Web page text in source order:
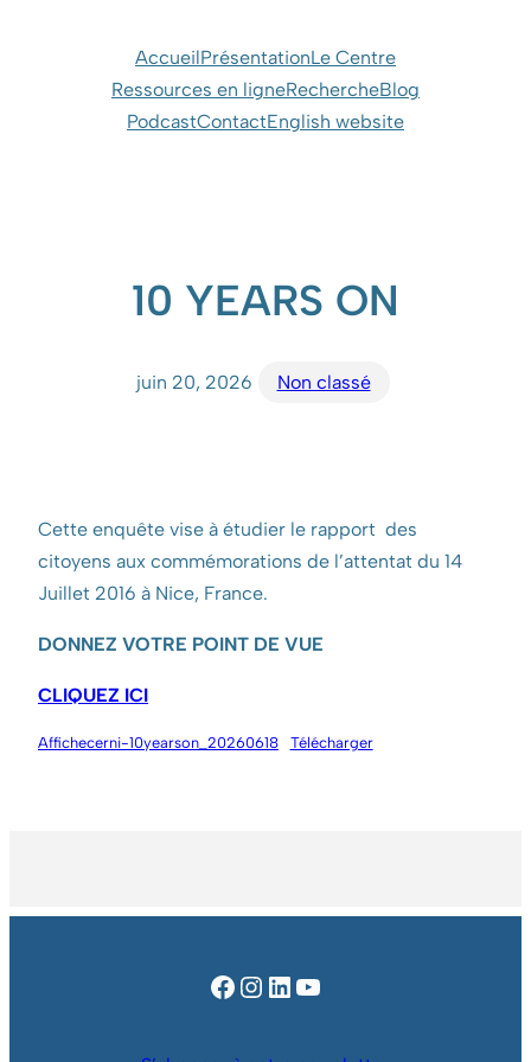
AccueilPrésentationLe Centre
Ressources en ligneRechercheBlog
PodcastContactEnglish website
10 YEARS ON
juin 20, 2026 Non classé
Cette enquête vise à étudier le rapport des
citoyens aux commémorations de l’attentat du 14
Juillet 2016 à Nice, France.
DONNEZ VOTRE POINT DE VUE
CLIQUEZ ICI
Affichecerni-10yearson_20260618 Télécharger
Facebook
Instagram
LinkedIn
YouTube